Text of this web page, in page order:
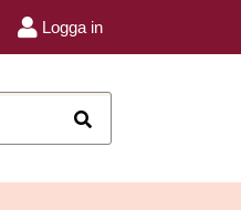
Logga in